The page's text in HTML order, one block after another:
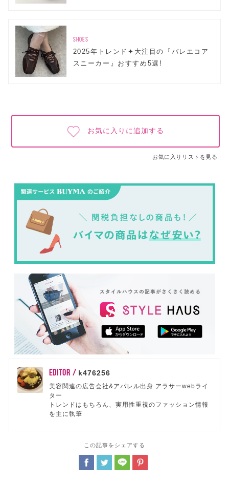
SHOES
2025年トレンド✦大注目の『バレエコア
スニーカー』おすすめ5選!
お気に入りに追加する
お気に入りリストを見る
EDITOR / k476256
美容関連の広告会社&アパレル出身 アラサーwebライ
ター
トレンドはもちろん、実用性重視のファッション情報
を主に執筆
この記事をシェアする